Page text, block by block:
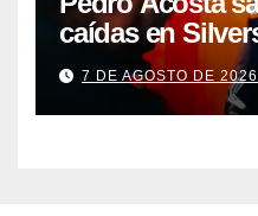
caídas en
ir sobre un
7 DE AGOSTO DE 2026